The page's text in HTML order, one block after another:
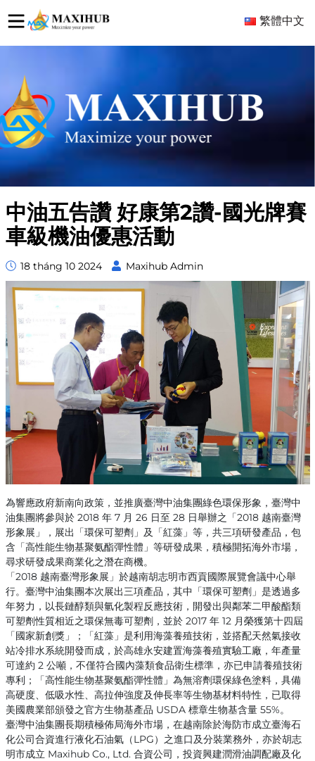
繁體中文
中油五告讚 好康第2讚-國光牌賽
車級機油優惠活動
18 tháng 10 2024 Maxihub Admin
為響應政府新南向政策，並推廣臺灣中油集團綠色環保形象，臺灣中
油集團將參與於 2018 年 7 月 26 日至 28 日舉辦之「2018 越南臺灣
形象展」，展出「環保可塑劑」及「紅藻」等，共三項研發產品，包
含「高性能生物基聚氨酯彈性體」等研發成果，積極開拓海外市場，
尋求研發成果商業化之潛在商機。
「2018 越南臺灣形象展」於越南胡志明市西貢國際展覽會議中心舉
行。臺灣中油集團本次展出三項產品，其中「環保可塑劑」是透過多
年努力，以長鏈醇類與氫化製程反應技術，開發出與鄰苯二甲酸酯類
可塑劑性質相近之環保無毒可塑劑，並於 2017 年 12 月榮獲第十四屆
「國家新創獎」；「紅藻」是利用海藻養殖技術，並搭配天然氣接收
站冷排水系統開發而成，於高雄永安建置海藻養殖實驗工廠，年產量
可達約 2 公噸，不僅符合國內藻類食品衛生標準，亦已申請養殖技術
專利；「高性能生物基聚氨酯彈性體」為無溶劑環保綠色塗料，具備
高硬度、低吸水性、高拉伸強度及伸長率等生物基材料特性，已取得
美國農業部頒發之官方生物基產品 USDA 標章生物基含量 55%。
臺灣中油集團長期積極佈局海外市場，在越南除於海防市成立臺海石
化公司合資進行液化石油氣（LPG）之進口及分裝業務外，亦於胡志
明市成立 Maxihub Co., Ltd. 合資公司，投資興建潤滑油調配廠及化